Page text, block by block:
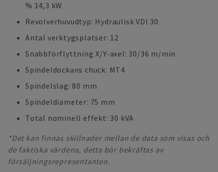
% 14,3 kW
Revolverhuvudtyp: Hydraulisk VDI 30
Antal verktygsplatser: 12
Snabbförflyttning X/Y-axel: 30/36 m/min
Spindeldockans chuck: MT4
Spindelslag: 80 mm
Spindeldiameter: 75 mm
Total nominell effekt: 30 kVA
*Det kan finnas skillnader mellan de data som visas och
de faktiska värdena, detta bör bekräftas av
försäljningsrepresentanten.